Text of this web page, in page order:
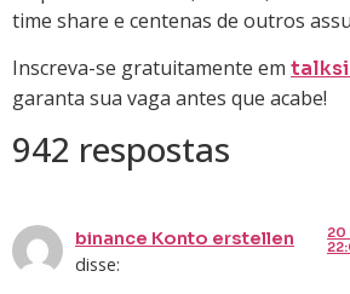
time share e centenas de outros
Inscreva-se gratuitamente em
garanta sua vaga antes que acabe!
942 respostas
binance Konto erstellen
disse:
20